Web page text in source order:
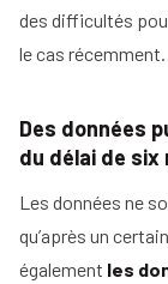
des difficultés
le cas récemment.
Des données
du délai de six
Les données ne
qu’après un
également les